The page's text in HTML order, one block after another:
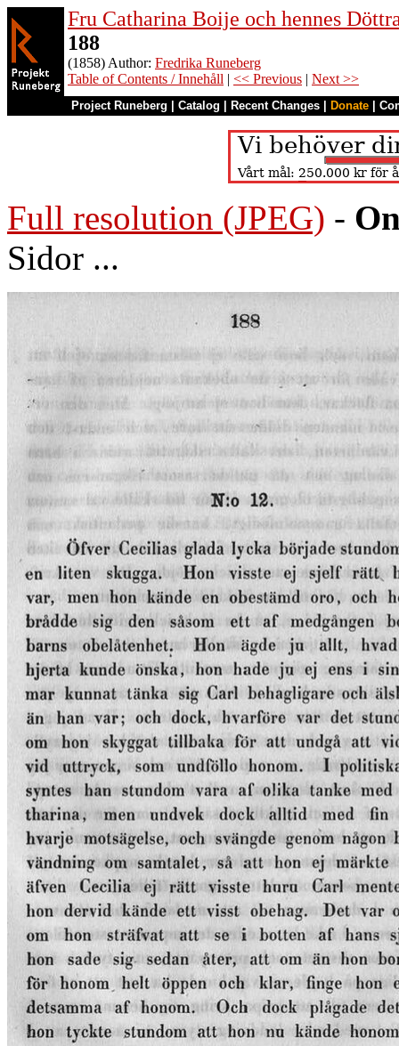
Fru Catharina Boije och hennes
188
(1858) Author: Fredrika Runeberg
Table of Contents / Innehåll | << Previous | Next >>
Project Runeberg Catalog Recent Changes Donate
Full resolution (JPEG) -
Sidor ...